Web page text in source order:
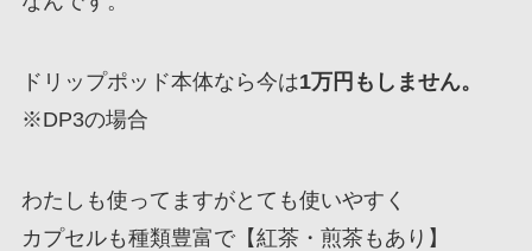
ドリップポッド本体なら今は1万円もしません。
※DP3の場合
わたしも使ってますがとても使いやすく
カプセルも種類豊富で【紅茶・煎茶もあり】